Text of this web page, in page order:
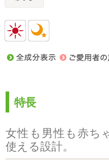
特長
女性も男性も赤ち
使える設計。